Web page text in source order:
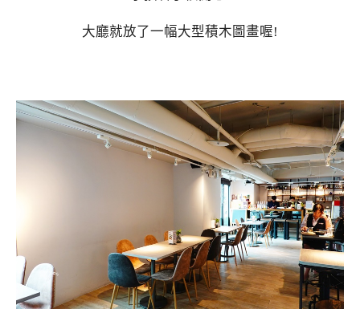
大廳就放了一幅大型積木圖畫喔!